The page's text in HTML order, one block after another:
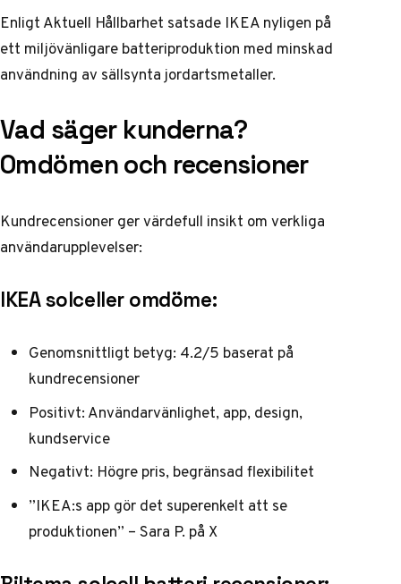
EnligtAktuell Hållbarhet satsade IKEA nyligen på
ett miljövänligare batteriproduktion med minskad
användning av sällsynta jordartsmetaller.
Vad säger kunderna?
Omdömen och recensioner
Kundrecensioner ger värdefull insikt om verkliga
användarupplevelser:
IKEA solceller omdöme:
Genomsnittligt betyg: 4.2/5 baserat på
kundrecensioner
Positivt: Användarvänlighet, app, design,
kundservice
Negativt: Högre pris, begränsad flexibilitet
”IKEA:s app gör det superenkelt att se
produktionen” –Sara P. på X